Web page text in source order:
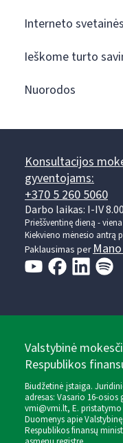
Interneto
Ieškome turto
Nuorodos
Konsultacijos
gyventojams:
+370 5 260 5060
Darbo laikas: I-IV
Prieššventinę dieną -
Kiekvieno mėnesio antrą
Paklausimas per
Valstybinė
Respublikos
Biudžetinė įstaiga.
adresas: Vasario 16-osios
vmi@vmi.lt, E. pristatymo
Duomenys apie
Respublikos finansų